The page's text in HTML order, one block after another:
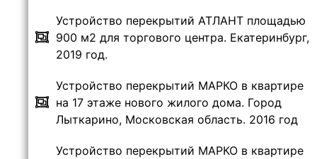
Устройство перекрытий АТЛАНТ площадью
900 м2 для торгового центра. Екатеринбург,
2019 год.
Устройство перекрытий МАРКО в квартире
на 17 этаже нового жилого дома. Город
Лыткарино, Московская область. 2016 год
Устройство перекрытий МАРКО в квартире